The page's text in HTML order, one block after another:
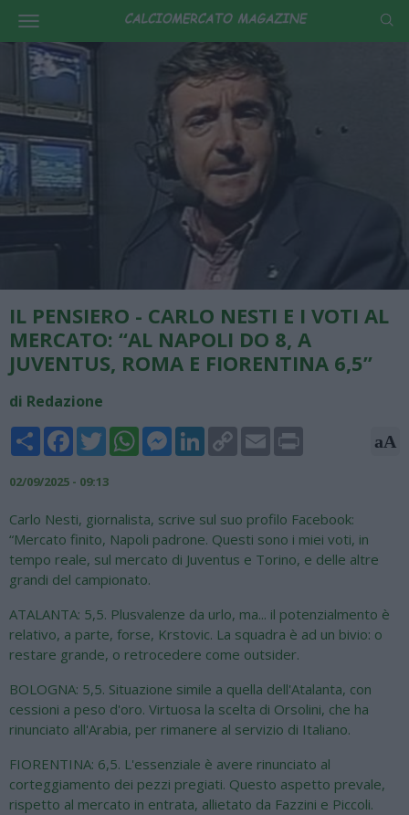
IL PENSIERO - CARLO NESTI E I VOTI AL
MERCATO: “AL NAPOLI DO 8, A
JUVENTUS, ROMA E FIORENTINA 6,5”
di Redazione
Share FacebookTwitterWhatsAppMessengerLinkedInCopy
Link
Email aA
02/09/2025 - 09:13
Carlo Nesti, giornalista, scrive sul suo profilo Facebook:
“Mercato finito, Napoli padrone. Questi sono i miei voti, in
tempo reale, sul mercato di Juventus e Torino, e delle altre
grandi del campionato.
ATALANTA: 5,5. Plusvalenze da urlo, ma... il potenzialmento è
relativo, a parte, forse, Krstovic. La squadra è ad un bivio: o
restare grande, o retrocedere come outsider.
BOLOGNA: 5,5. Situazione simile a quella dell'Atalanta, con
cessioni a peso d'oro. Virtuosa la scelta di Orsolini, che ha
rinunciato all'Arabia, per rimanere al servizio di Italiano.
FIORENTINA: 6,5. L'essenziale è avere rinunciato al
corteggiamento dei pezzi pregiati. Questo aspetto prevale,
rispetto al mercato in entrata, allietato da Fazzini e Piccoli.